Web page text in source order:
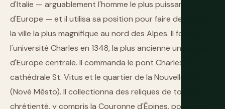
d'Italie — arguablement l'homme le plus puissant
d'Europe — et il utilisa sa position pour faire de Prague
la ville la plus magnifique au nord des Alpes. Il fonda
l'université Charles en 1348, la plus ancienne université
d'Europe centrale. Il commanda le pont Charles, la
cathédrale St. Vitus et le quartier de la Nouvelle Ville
(Nové Město). Il collectionna des reliques de toute la
chrétienté, y compris la Couronne d'Épines, pour faire